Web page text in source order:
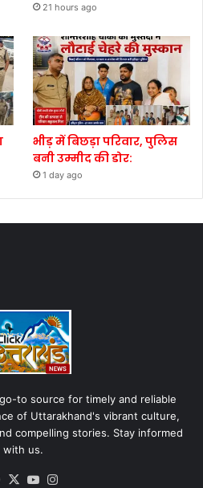
21 hours ago
भीड़ में बिछड़ा परिवार, पुलिस
बनी उम्मीद की डोर:
1 day ago
to source for timely and reliable
of Uttarakhand's vibrant culture,
compelling stories. Stay informed
with us.
Facebook
X YouTube